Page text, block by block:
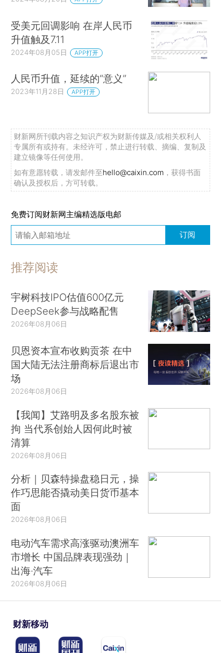
受美元回调影响 在岸人民币
升值触及7.11
2024年08月05日 APP打开
人民币升值，延续的“意义”
2023年11月28日 APP打开
财新网所刊载内容之知识产权为财新传媒及/或相关权利人
专属所有或持有。未经许可，禁止进行转载、摘编、复制及
建立镜像等任何使用。
如有意愿转载，请发邮件至hello@caixin.com ，获得书面
确认及授权后，方可转载。
免费订阅财新网主编精选版电邮
订阅
推荐阅读
宇树科技IPO估值600亿元
DeepSeek参与战略配售
2026年08月06日
贝恩资本宣布收购贡茶 在中
国大陆无法注册商标后退出市
场
2026年08月06日
【我闻】艾路明及多名股东被
拘 当代系创始人因何此时被
清算
2026年08月06日
分析｜贝森特操盘稳日元，操
作巧思能否撬动美日货币基本
面
2026年08月06日
电动汽车需求高涨驱动澳洲车
市增长 中国品牌表现强劲｜
出海·汽车
2026年08月06日
财新移动